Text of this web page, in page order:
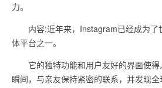
力。
内容:近年来，Instagram已经成为了
体平台之一。
它的独特功能和用户友好的界面使得
瞬间，与亲友保持紧密的联系，并发现全